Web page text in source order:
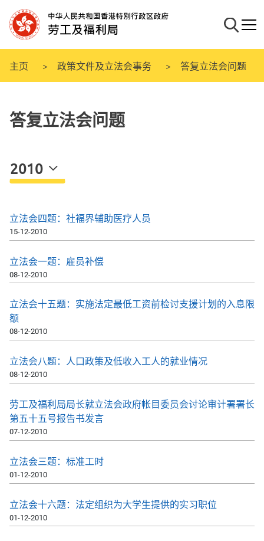
至
主
内
容
搜寻流动
主页 政策文件及立法会事务 答复立法会问题
答复立法会问题
2010
立法会四题：社褔界辅助医疗人员
15-12-2010
立法会一题：雇员补偿
08-12-2010
立法会十五题：实施法定最低工资前检讨支援计划的入息限
额
08-12-2010
立法会八题：人口政策及低收入工人的就业情况
08-12-2010
劳工及福利局局长就立法会政府帐目委员会讨论审计署署长
第五十五号报告书发言
07-12-2010
立法会三题：标准工时
01-12-2010
立法会十六题：法定组织为大学生提供的实习职位
01-12-2010